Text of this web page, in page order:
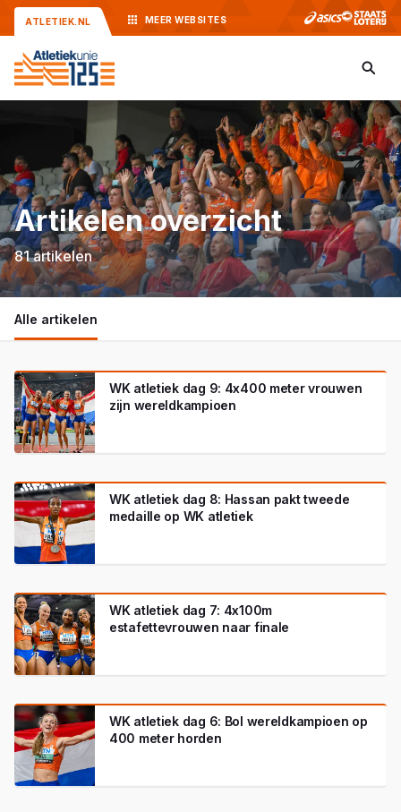
ATLETIEK.NL MEER WEBSITES
Artikelen overzicht
81 artikelen
Alle artikelen
WK atletiek dag 9: 4x400 meter vrouwen
zijn wereldkampioen
WK atletiek dag 8: Hassan pakt tweede
medaille op WK atletiek
WK atletiek dag 7: 4x100m
estafettevrouwen naar finale
WK atletiek dag 6: Bol wereldkampioen op
400 meter horden